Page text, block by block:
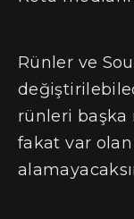
Rünler ve
rünleri başka
fakat var olan